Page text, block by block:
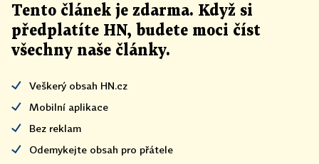
Tento článek je zdarma. Když si
předplatíte HN, budete moci číst
všechny naše články.
Veškerý obsah HN.cz
Mobilní aplikace
Bez reklam
Odemykejte obsah pro přátele